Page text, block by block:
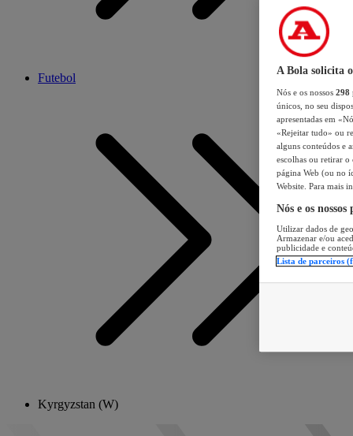
Futebol
Kyrgyzstan (W)
A Bola solicita
Nós e os nossos 298
únicos, no seu
apresentadas em
«Rejeitar tudo» ou
alguns conteúdos e
escolhas ou retirar
página Web (ou no
Website. Para mais
Nós e os
Utilizar dados de
Armazenar e/ou
publicidade e
Lista de parceiros